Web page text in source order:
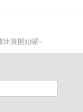
比賽開始囉~